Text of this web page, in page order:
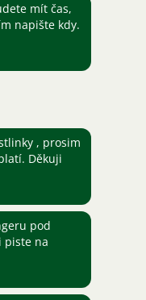
mít čas,
napište kdy.
, prosim
Děkuji
pod
piste na